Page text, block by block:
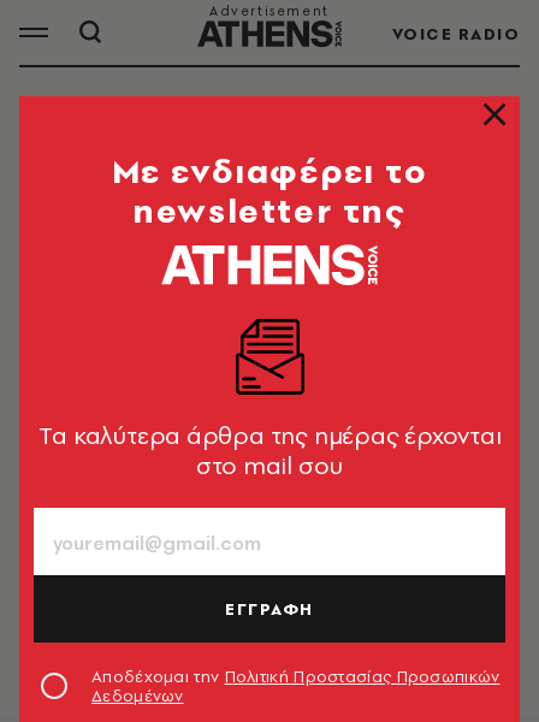
VOICE RADIO
ΕΠΙΧΕΙΡΗΜΑΤΙΑΣ
ΟΛΑ ΤΑ ΑΡΘΡΑ ΤΟΥ TAG
ΕΠΙΧΕΙΡΗΣΕΙΣ
management trainee που δεν θα
του πει ποτέ ο προϊστάμενός του
ΕΠΙΧΕΙΡΗΣΕΙΣ
Podcast Business & Marketing Tips |
Όποιος βιάζεται, σκοντάφτει
Θέμης Σαρανταένας
Mε ενδιαφέρει το
newsletter της
Tα καλύτερα άρθρα της ημέρας έρχονται
στο mail σου
ΕΓΓΡΑΦΗ
Αποδέχομαι την Πολιτική Προστασίας Προσωπικών
Δεδομένων